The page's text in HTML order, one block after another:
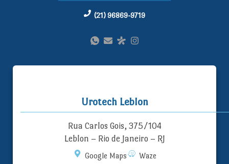
(21) 96869-9719
Urotech Leblon
Rua Carlos Gois, 375/104
Leblon – Rio de Janeiro – RJ
Google Maps Waze